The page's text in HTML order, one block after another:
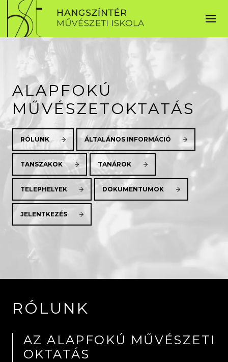
ALAPFOKÚ
MŰVÉSZETOKTATÁS
RÓLUNK ÁLTALÁNOS INFORMÁCIÓ
TANSZAKOK TANÁROK
TELEPHELYEK DOKUMENTUMOK
JELENTKEZÉS
RÓLUNK
AZ ALAPFOKÚ MŰVÉSZETI
OKTATÁS